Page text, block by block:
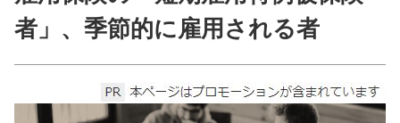
者」、季節的に雇用される者